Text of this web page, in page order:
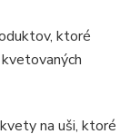
ktoré
na uši, ktoré